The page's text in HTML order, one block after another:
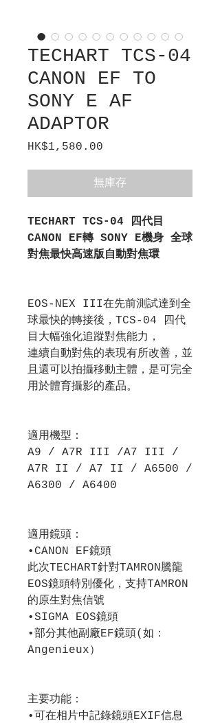
TECHART TCS-04
CANON EF TO
SONY E AF
ADAPTOR
HK$1,580.00
無庫存
TECHART TCS-04 四代目
CANON EF轉 SONY E機身 全球
對焦最快高速版自動對焦環
EOS-NEX III在先前測試達到全
球最快的轉接後，TCS-04 四代
目大幅強化追蹤對焦能力，
連續自動對焦的表現有所改善，並
且還可以拍攝移動主體，是可完全
用於體育攝影的產品。
適用機型：
A9 / A7R III /A7 III /
A7R II / A7 II / A6500 /
A6300 / A6400
適用鏡頭：
•CANON EF鏡頭
此次TECHART針對TAMRON騰龍
EOS鏡頭特別優化，支持TAMRON
的原生對焦信號
•SIGMA EOS鏡頭
•部分其他副廠EF鏡頭(如：
Angenieux）
主要功能：
•可在相片中記錄鏡頭EXIF信息